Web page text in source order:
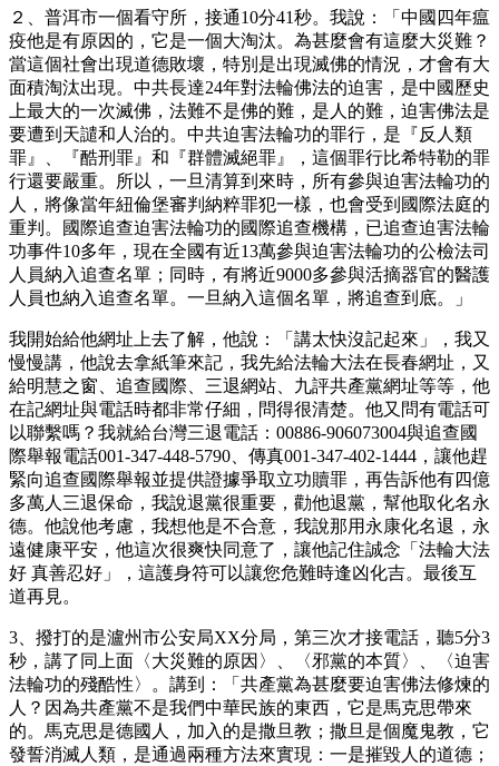
２、普洱市一個看守所，接通10分41秒。我說：「中國四年瘟
疫他是有原因的，它是一個大淘汰。為甚麼會有這麼大災難？
當這個社會出現道德敗壞，特別是出現滅佛的情況，才會有大
面積淘汰出現。中共長達24年對法輪佛法的迫害，是中國歷史
上最大的一次滅佛，法難不是佛的難，是人的難，迫害佛法是
要遭到天譴和人治的。中共迫害法輪功的罪行，是『反人類
罪』、『酷刑罪』和『群體滅絕罪』，這個罪行比希特勒的罪
行還要嚴重。所以，一旦清算到來時，所有參與迫害法輪功的
人，將像當年紐倫堡審判納粹罪犯一樣，也會受到國際法庭的
重判。國際追查迫害法輪功的國際追查機構，已追查迫害法輪
功事件10多年，現在全國有近13萬參與迫害法輪功的公檢法司
人員納入追查名單；同時，有將近9000多參與活摘器官的醫護
人員也納入追查名單。一旦納入這個名單，將追查到底。」
我開始給他網址上去了解，他說：「講太快沒記起來」，我又
慢慢講，他說去拿紙筆來記，我先給法輪大法在長春網址，又
給明慧之窗、追查國際、三退網站、九評共產黨網址等等，他
在記網址與電話時都非常仔細，問得很清楚。他又問有電話可
以聯繫嗎？我就給台灣三退電話：00886-906073004與追查國
際舉報電話001-347-448-5790、傳真001-347-402-1444，讓他趕
緊向追查國際舉報並提供證據爭取立功贖罪，再告訴他有四億
多萬人三退保命，我說退黨很重要，勸他退黨，幫他取化名永
德。他說他考慮，我想他是不合意，我說那用永康化名退，永
遠健康平安，他這次很爽快同意了，讓他記住誠念「法輪大法
好 真善忍好」，這護身符可以讓您危難時逢凶化吉。最後互
道再見。
3、撥打的是瀘州市公安局XX分局，第三次才接電話，聽5分3
秒，講了同上面〈大災難的原因〉、〈邪黨的本質〉、〈迫害
法輪功的殘酷性〉。講到：「共產黨為甚麼要迫害佛法修煉的
人？因為共產黨不是我們中華民族的東西，它是馬克思帶來
的。馬克思是德國人，加入的是撒旦教；撒旦是個魔鬼教，它
發誓消滅人類，是通過兩種方法來實現：一是摧毀人的道德；